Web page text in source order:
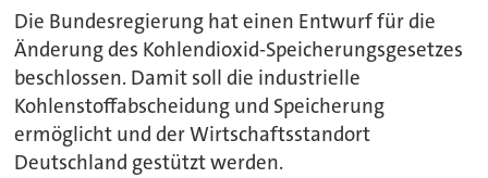
Die Bundesregierung hat einen Entwurf für die
Änderung des Kohlendioxid-Speicherungsgesetzes
beschlossen. Damit soll die industrielle
Kohlenstoffabscheidung und Speicherung
ermöglicht und der Wirtschaftsstandort
Deutschland gestützt werden.